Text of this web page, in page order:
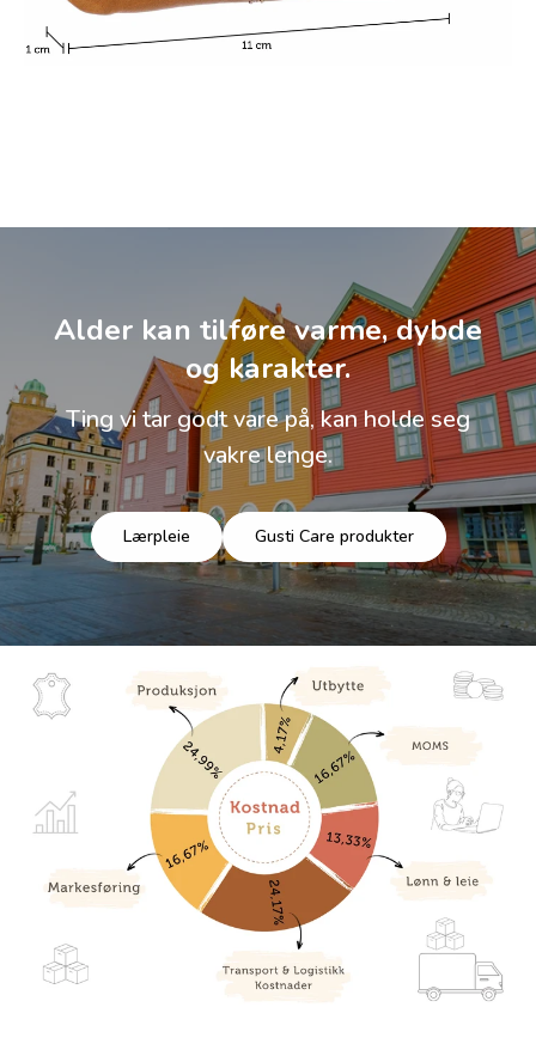
Alder kan tilføre varme, dybde
og karakter.
Ting vi tar godt vare på, kan holde seg
vakre lenge.
Lærpleie Gusti Care produkter